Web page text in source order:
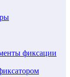
фиксации